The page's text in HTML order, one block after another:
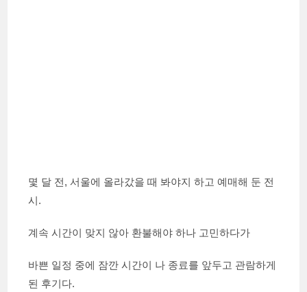
몇 달 전, 서울에 올라갔을 때 봐야지 하고 예매해 둔 전
시.
계속 시간이 맞지 않아 환불해야 하나 고민하다가
바쁜 일정 중에 잠깐 시간이 나 종료를 앞두고 관람하게
된 후기다.